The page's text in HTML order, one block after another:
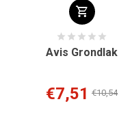
Avis Grondlak
€7,51 €10,54